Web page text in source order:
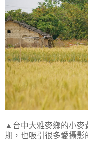
▲台中大雅麥鄉的小麥
期，也吸引很多愛攝影